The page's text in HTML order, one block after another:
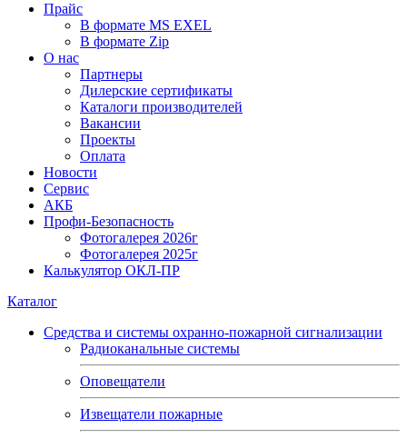
Прайс
В формате MS EXEL
В формате Zip
О нас
Партнеры
Дилерские сертификаты
Каталоги производителей
Вакансии
Проекты
Оплата
Новости
Сервис
АКБ
Профи-Безопасность
Фотогалерея 2026г
Фотогалерея 2025г
Калькулятор ОКЛ-ПР
Каталог
Средства и системы охранно-пожарной сигнализации
Радиоканальные системы
Оповещатели
Извещатели пожарные